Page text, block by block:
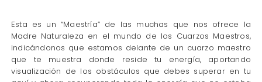
Esta es un “Maestría” de las muchas que nos ofrece la
Madre Naturaleza en el mundo de los Cuarzos Maestros,
indicándonos que estamos delante de un cuarzo maestro
que te muestra donde reside tu energía, aportando
visualización de los obstáculos que debes superar en tu